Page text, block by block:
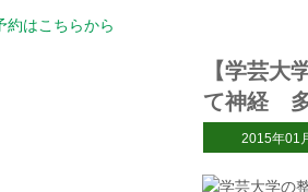
【学芸
て神経 多
2015年01